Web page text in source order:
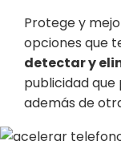
Protege y
opciones que
detectar y
publicidad
además de